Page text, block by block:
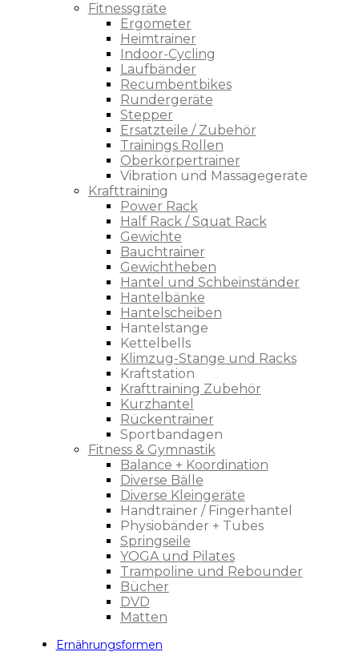
Fitnessgräte
Ergometer
Heimtrainer
Indoor-Cycling
Laufbänder
Recumbentbikes
Rundergeräte
Stepper
Ersatzteile / Zubehör
Trainings Rollen
Oberkörpertrainer
Vibration und Massagegeräte
Krafttraining
Power Rack
Half Rack / Squat Rack
Gewichte
Bauchtrainer
Gewichtheben
Hantel und Schbeinständer
Hantelbänke
Hantelscheiben
Hantelstange
Kettelbells
Klimzug-Stange und Racks
Kraftstation
Krafttraining Zubehör
Kurzhantel
Rückentrainer
Sportbandagen
Fitness & Gymnastik
Balance + Koordination
Diverse Bälle
Diverse Kleingeräte
Handtrainer / Fingerhantel
Physiobänder + Tubes
Springseile
YOGA und Pilates
Trampoline und Rebounder
Bücher
DVD
Matten
Ernährungsformen